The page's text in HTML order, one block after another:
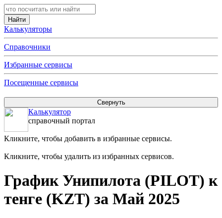
Калькуляторы
Справочники
Избранные сервисы
Посещенные сервисы
Калькулятор
справочный портал
Кликните, чтобы добавить в избранные сервисы.
Кликните, чтобы удалить из избранных сервисов.
График Унипилота (PILOT) к
тенге (KZT) за Май 2025